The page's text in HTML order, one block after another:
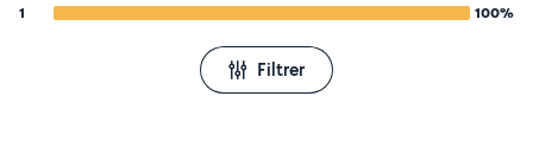
1
100%
Filtrer